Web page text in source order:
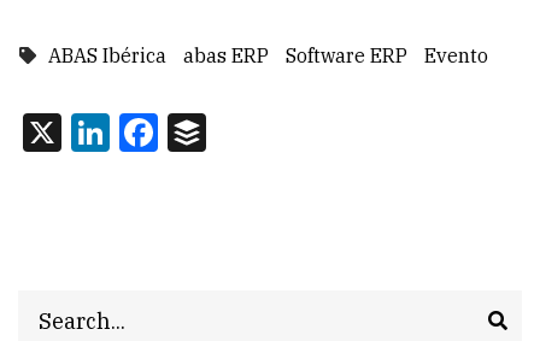
ABAS Ibérica abas ERP Software ERP Evento
X LinkedIn
Facebook